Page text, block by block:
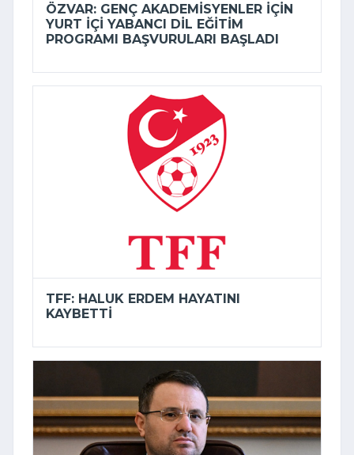
ÖZVAR: GENÇ AKADEMISYENLER IÇIN
YURT IÇI YABANCI DIL EĞITIM
PROGRAMI BAŞVURULARI BAŞLADI
TFF: HALUK ERDEM HAYATINI
KAYBETTI